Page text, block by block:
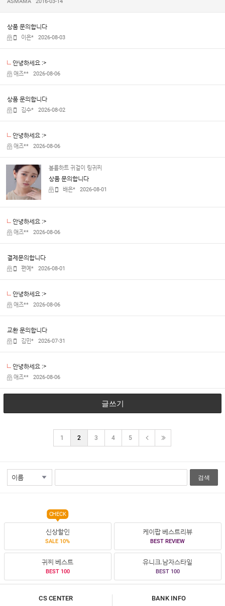
상품 문의합니다
이은* 2026-08-03
안녕하세요 :>
애즈** 2026-08-06
상품 문의합니다
김수* 2026-08-02
안녕하세요 :>
애즈** 2026-08-06
볼륨하트 귀걸이 링귀찌
상품 문의합니다
배은* 2026-08-01
안녕하세요 :>
애즈** 2026-08-06
결제문의합니다
편예* 2026-08-01
안녕하세요 :>
애즈** 2026-08-06
교환 문의합니다
김민* 2026-07-31
안녕하세요 :>
애즈** 2026-08-06
글쓰기
1 2 3 4 5
검색
신상할인
SALE 10%
CHECK
케이팝 베스트리뷰
BEST REVIEW
귀찌 베스트
BEST 100
유니크.남자스타일
BEST 100
CS CENTER BANK INFO